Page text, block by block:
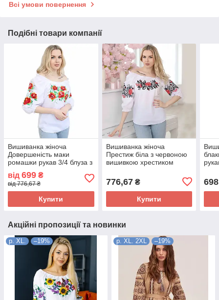
Всі умови повернення
Подібні товари компанії
Вишиванка жіноча
Довершеність маки
ромашки рукав 3/4 блуза з
XL.
від 699 ₴
від 776,67 ₴
Купити
Вишиванка жіноча
Престиж біла з червоною
вишивкою хрестиком
776,67₴
Купити
Акційні пропозиції та новинки
р. XL. –19% р. XL. 2XL –19%